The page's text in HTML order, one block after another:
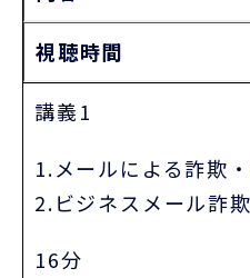
視聴時間
講義1
1.メールによる詐欺
2.ビジネスメール詐
16分